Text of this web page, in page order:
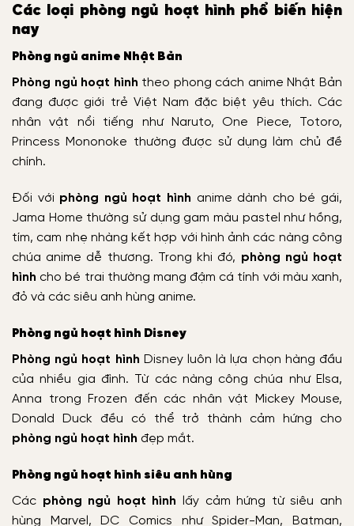
Các loại phòng ngủ hoạt hình phổ biến hiện
nay
Phòng ngủ anime Nhật Bản
Phòng ngủ hoạt hình theo phong cách anime Nhật Bản
đang được giới trẻ Việt Nam đặc biệt yêu thích. Các
nhân vật nổi tiếng như Naruto, One Piece, Totoro,
Princess Mononoke thường được sử dụng làm chủ đề
chính.
Đối với phòng ngủ hoạt hình anime dành cho bé gái,
Jama Home thường sử dụng gam màu pastel như hồng,
tím, cam nhẹ nhàng kết hợp với hình ảnh các nàng công
chúa anime dễ thương. Trong khi đó, phòng ngủ hoạt
hình cho bé trai thường mang đậm cá tính với màu xanh,
đỏ và các siêu anh hùng anime.
Phòng ngủ hoạt hình Disney
Phòng ngủ hoạt hình Disney luôn là lựa chọn hàng đầu
của nhiều gia đình. Từ các nàng công chúa như Elsa,
Anna trong Frozen đến các nhân vật Mickey Mouse,
Donald Duck đều có thể trở thành cảm hứng cho
phòng ngủ hoạt hình đẹp mắt.
Phòng ngủ hoạt hình siêu anh hùng
Các phòng ngủ hoạt hình lấy cảm hứng từ siêu anh
hùng Marvel, DC Comics như Spider-Man, Batman,